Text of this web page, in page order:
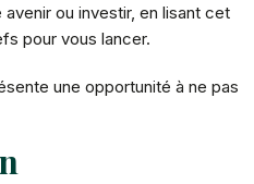
ou investir, en lisant cet
pour vous lancer.
une opportunité à ne pas